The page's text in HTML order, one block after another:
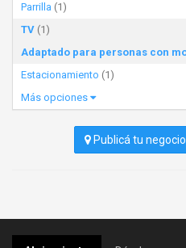
Parrilla (1)
TV (1)
Estacionamiento (1)
Más opciones
Publicá tu negocio